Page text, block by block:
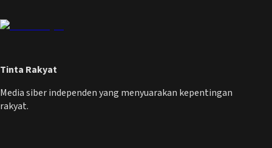
Tinta Rakyat
Media siber independen yang menyuarakan kepentingan
rakyat.